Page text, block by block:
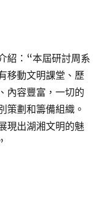
紹：“本屆研討周系
移動文明課堂、歷
內容豐富，一切的
策劃和籌備組織。
現出湖湘文明的魅